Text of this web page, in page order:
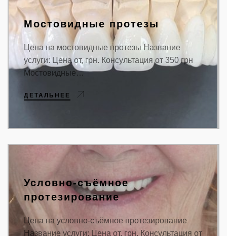
Мостовидные протезы
Цена на мостовидные протезы Название
услуги: Цена от, грн. Консультация от 350 грн
Мостовидные…
ДЕТАЛЬНЕЕ
Условно-съёмное
протезирование
Цена на условно-съёмное протезирование
Название услуги: Цена от, грн. Консультация от